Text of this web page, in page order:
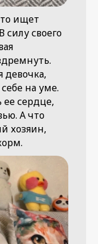
ищет
силу своего
девочка,
на уме.
сердце,
А что
хозяин,